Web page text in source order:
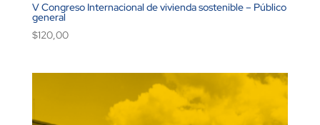
V Congreso Internacional de vivienda sostenible – Público
general
$120,00